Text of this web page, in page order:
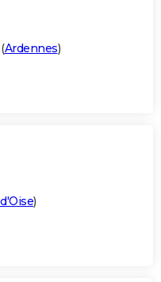
(Ardennes)
)